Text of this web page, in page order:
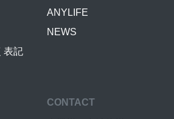
表記
ANYLIFE
NEWS
CONTACT